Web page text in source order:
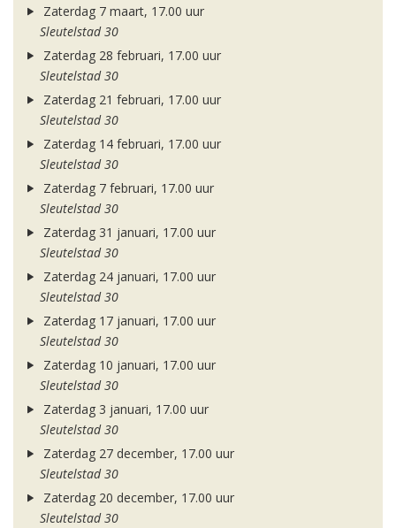
Zaterdag 7 maart, 17.00 uur
Sleutelstad 30
Zaterdag 28 februari, 17.00 uur
Sleutelstad 30
Zaterdag 21 februari, 17.00 uur
Sleutelstad 30
Zaterdag 14 februari, 17.00 uur
Sleutelstad 30
Zaterdag 7 februari, 17.00 uur
Sleutelstad 30
Zaterdag 31 januari, 17.00 uur
Sleutelstad 30
Zaterdag 24 januari, 17.00 uur
Sleutelstad 30
Zaterdag 17 januari, 17.00 uur
Sleutelstad 30
Zaterdag 10 januari, 17.00 uur
Sleutelstad 30
Zaterdag 3 januari, 17.00 uur
Sleutelstad 30
Zaterdag 27 december, 17.00 uur
Sleutelstad 30
Zaterdag 20 december, 17.00 uur
Sleutelstad 30